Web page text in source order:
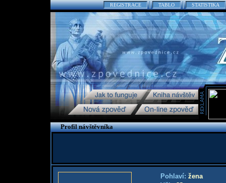
REGISTRACE TABLO STATISTIKA
Profil návštěvníka
Pohlaví: žena